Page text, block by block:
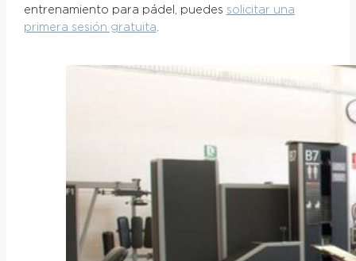
entrenamiento para pádel, puedes solicitar una
primera sesión gratuita.